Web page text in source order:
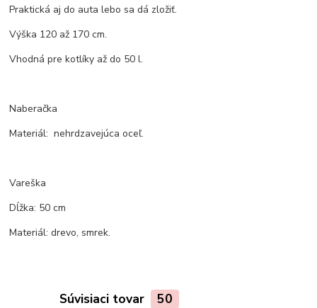
Praktická aj do auta lebo sa dá zložiť.
Výška 120 až 170 cm.
Vhodná pre kotlíky až do 50 l.
Naberačka
Materiál: nehrdzavejúca oceľ.
Vareška
Dĺžka: 50 cm
Materiál: drevo, smrek.
Súvisiaci tovar 50